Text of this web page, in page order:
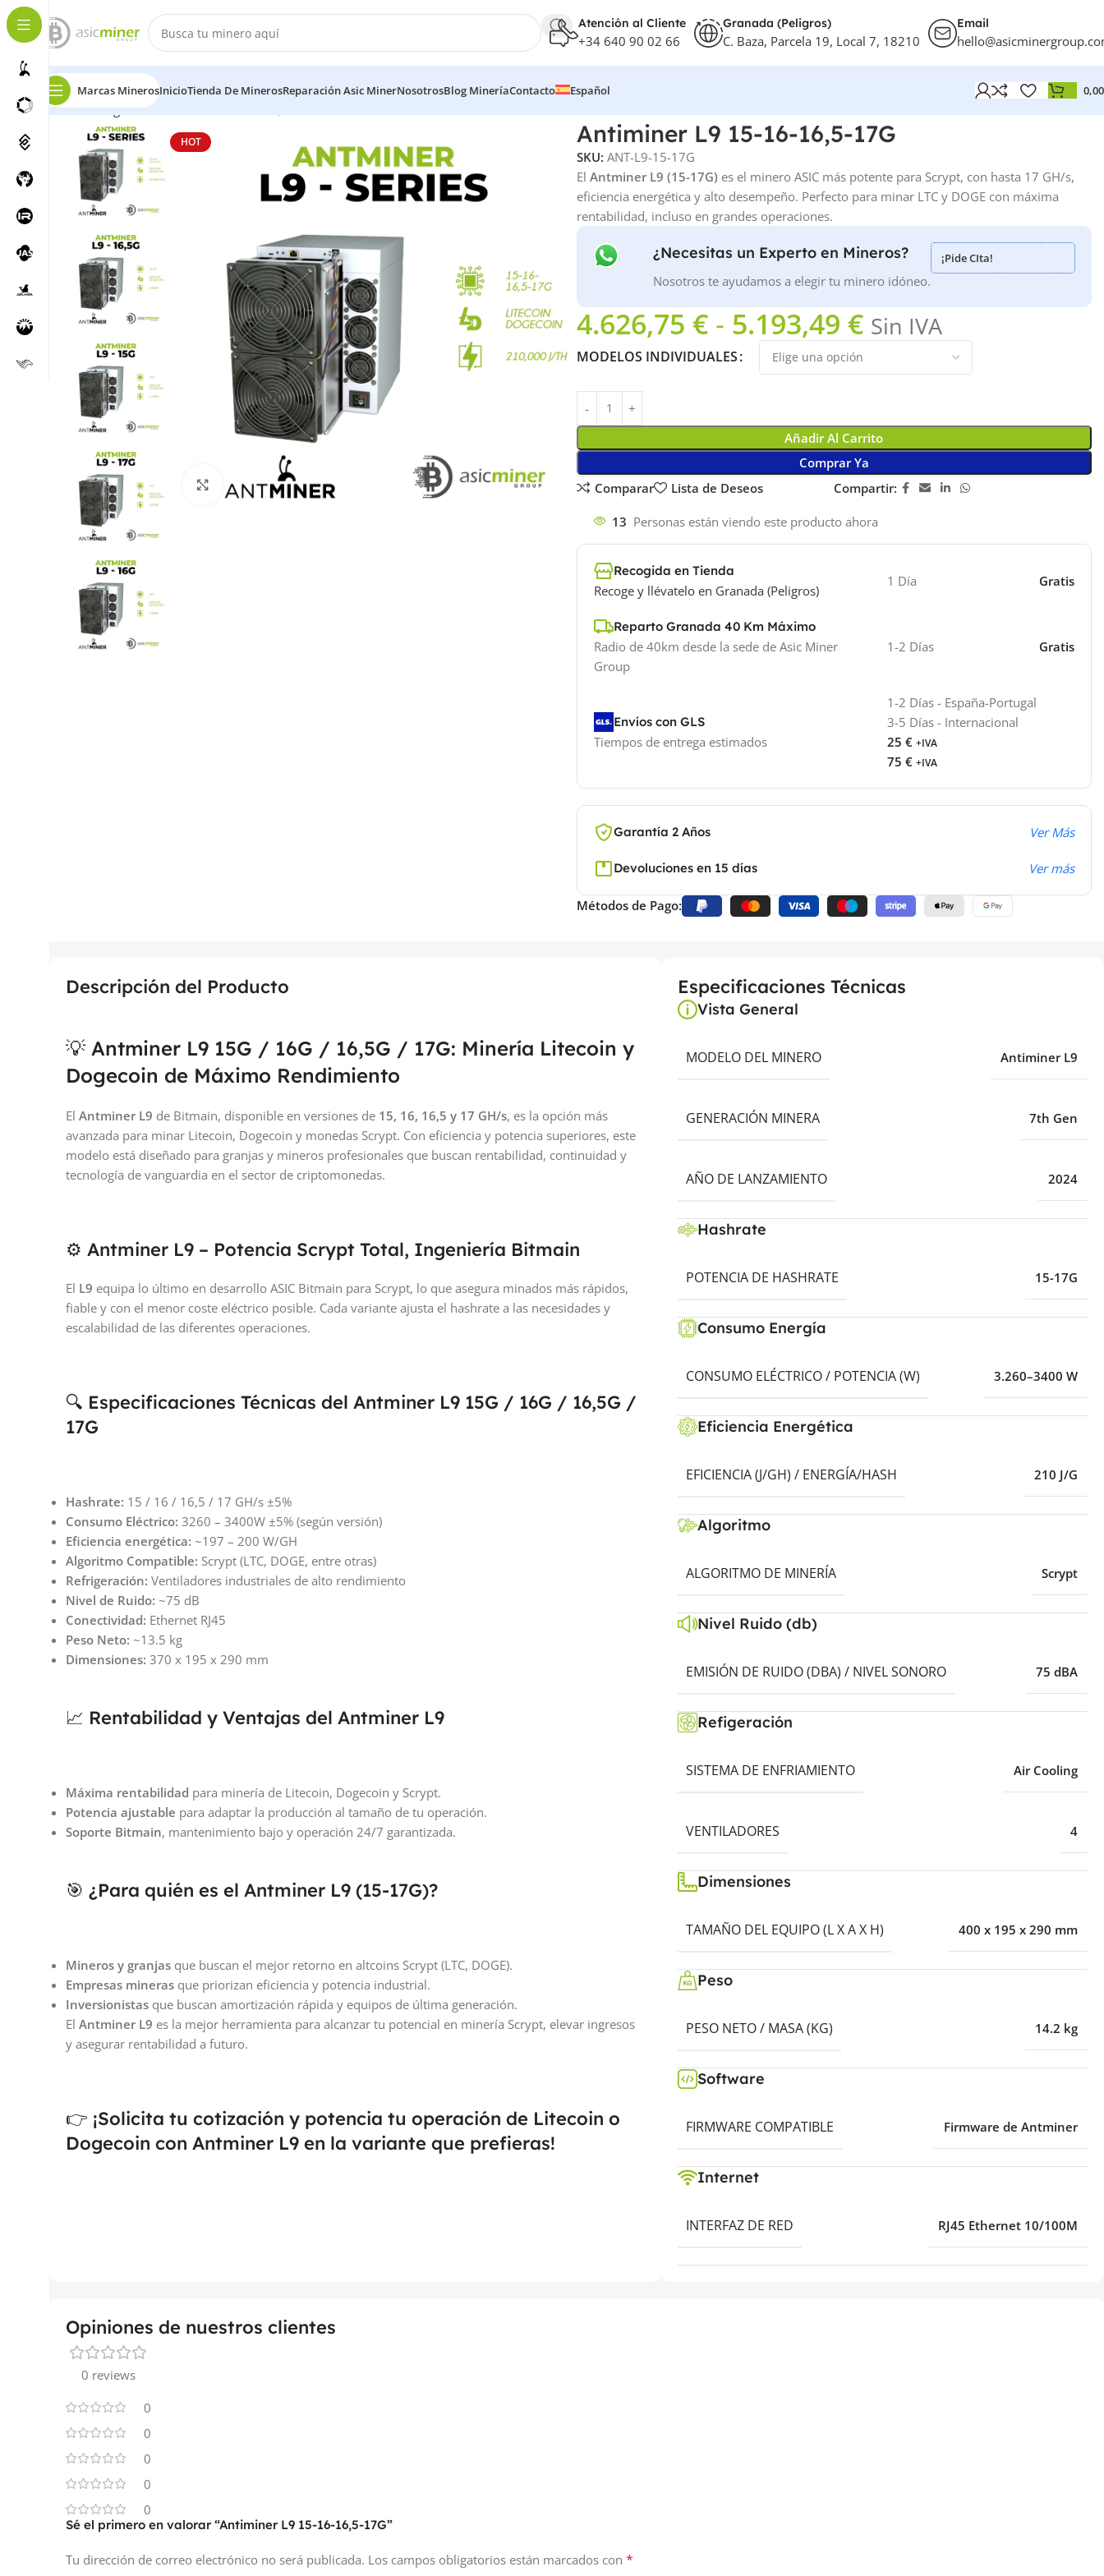
Atención al Cliente
+34 640 90 02 66
Granada (Peligros)
C. Baza, Parcela 19, Local 7, 18210
Email
Marcas MinerosInicioTienda De MinerosReparación Asic MinerNosotrosBlog MineríaContacto Español
Inicio Dogcoin Antiminer L9 15-16-16,5-17G
HOT
Click to enlarge
Antiminer L9 15-16-16,5-17G
SKU: ANT-L9-15-17G
El Antminer L9 (15-17G) es el minero ASIC más potente para Scrypt, con hasta 17 GH/s,
eficiencia energética y alto desempeño. Perfecto para minar LTC y DOGE con máxima
rentabilidad, incluso en grandes operaciones.
¿Necesitas un Experto en Mineros?
Nosotros te ayudamos a elegir tu minero idóneo.
¡Pide CIta!
4.626,75 € - 5.193,49 € Sin IVA
MODELOS INDIVIDUALES
Añadir Al Carrito
Comprar Ya
Comparar
Lista de Deseos Compartir:
13 Personas están viendo este producto ahora
Recogida en Tienda
Recoge y llévatelo en Granada (Peligros)
1 Día Gratis
Reparto Granada 40 Km Máximo
Radio de 40km desde la sede de Asic Miner
Group
1-2 Días Gratis
Envíos con GLS
Tiempos de entrega estimados
1-2 Días - España-Portugal
3-5 Días - Internacional
25 € +IVA
75 € +IVA
Garantía 2 Años Ver Más
Devoluciones en 15 días Ver más
Métodos de Pago:
Descripción del Producto
💡 Antminer L9 15G / 16G / 16,5G / 17G: Minería Litecoin y
Dogecoin de Máximo Rendimiento
El Antminer L9 de Bitmain, disponible en versiones de 15, 16, 16,5 y 17 GH/s, es la opción más
avanzada para minar Litecoin, Dogecoin y monedas Scrypt. Con eficiencia y potencia superiores, este
modelo está diseñado para granjas y mineros profesionales que buscan rentabilidad, continuidad y
tecnología de vanguardia en el sector de criptomonedas.
⚙️ Antminer L9 – Potencia Scrypt Total, Ingeniería Bitmain
El L9 equipa lo último en desarrollo ASIC Bitmain para Scrypt, lo que asegura minados más rápidos,
fiable y con el menor coste eléctrico posible. Cada variante ajusta el hashrate a las necesidades y
escalabilidad de las diferentes operaciones.
🔍 Especificaciones Técnicas del Antminer L9 15G / 16G / 16,5G /
17G
Hashrate: 15 / 16 / 16,5 / 17 GH/s ±5%
Consumo Eléctrico: 3260 – 3400W ±5% (según versión)
Eficiencia energética: ~197 – 200 W/GH
Algoritmo Compatible: Scrypt (LTC, DOGE, entre otras)
Refrigeración: Ventiladores industriales de alto rendimiento
Nivel de Ruido: ~75 dB
Conectividad: Ethernet RJ45
Peso Neto: ~13.5 kg
Dimensiones: 370 x 195 x 290 mm
📈 Rentabilidad y Ventajas del Antminer L9
Máxima rentabilidad para minería de Litecoin, Dogecoin y Scrypt.
Potencia ajustable para adaptar la producción al tamaño de tu operación.
Soporte Bitmain, mantenimiento bajo y operación 24/7 garantizada.
🎯 ¿Para quién es el Antminer L9 (15-17G)?
Mineros y granjas que buscan el mejor retorno en altcoins Scrypt (LTC, DOGE).
Empresas mineras que priorizan eficiencia y potencia industrial.
Inversionistas que buscan amortización rápida y equipos de última generación.
El Antminer L9 es la mejor herramienta para alcanzar tu potencial en minería Scrypt, elevar ingresos
y asegurar rentabilidad a futuro.
👉 ¡Solicita tu cotización y potencia tu operación de Litecoin o
Dogecoin con Antminer L9 en la variante que prefieras!
Especificaciones Técnicas
Vista General
MODELO DEL MINERO Antiminer L9
GENERACIÓN MINERA 7th Gen
AÑO DE LANZAMIENTO 2024
Hashrate
POTENCIA DE HASHRATE 15-17G
Consumo Energía
CONSUMO ELÉCTRICO / POTENCIA (W) 3.260–3400 W
Eficiencia Energética
EFICIENCIA (J/GH) / ENERGÍA/HASH 210 J/G
Algoritmo
ALGORITMO DE MINERÍA Scrypt
Nivel Ruido (db)
EMISIÓN DE RUIDO (DBA) / NIVEL SONORO 75 dBA
Refigeración
SISTEMA DE ENFRIAMIENTO Air Cooling
VENTILADORES 4
Dimensiones
TAMAÑO DEL EQUIPO (L X A X H) 400 x 195 x 290 mm
Peso
PESO NETO / MASA (KG) 14.2 kg
Software
FIRMWARE COMPATIBLE Firmware de Antminer
Internet
INTERFAZ DE RED RJ45 Ethernet 10/100M
Opiniones de nuestros clientes
0 reviews
0
0
0
0
0
Sé el primero en valorar “Antiminer L9 15-16-16,5-17G”
Tu dirección de correo electrónico no será publicada. Los campos obligatorios están marcados con *